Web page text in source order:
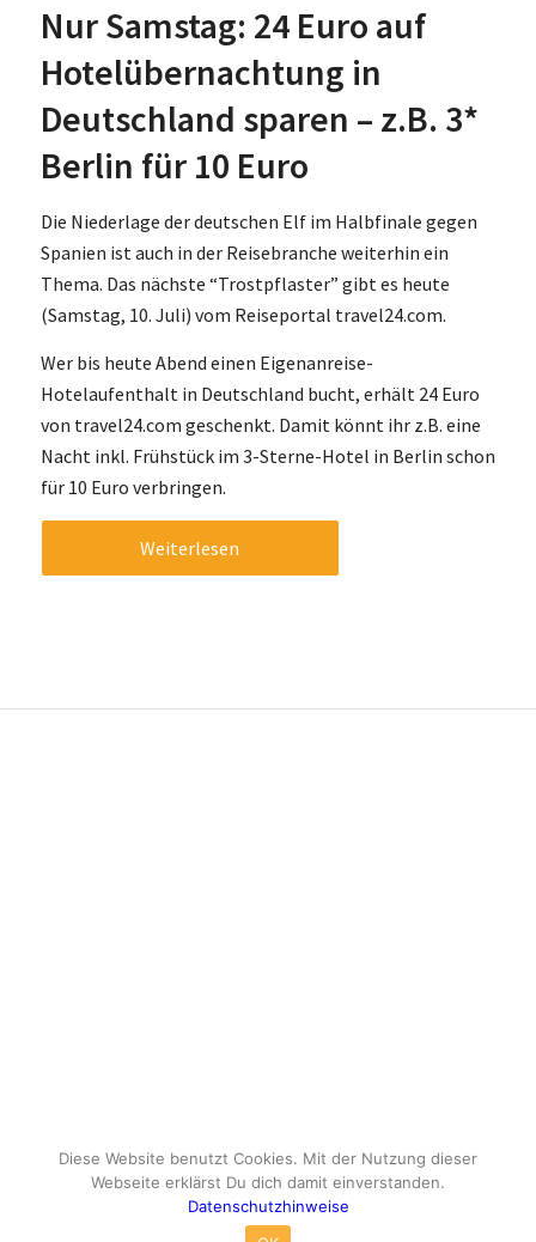
Nur Samstag: 24 Euro auf
Hotelübernachtung in
Deutschland sparen – z.B. 3*
Berlin für 10 Euro
Die Niederlage der deutschen Elf im Halbfinale gegen
Spanien ist auch in der Reisebranche weiterhin ein
Thema. Das nächste “Trostpflaster” gibt es heute
(Samstag, 10. Juli) vom Reiseportal travel24.com.
Wer bis heute Abend einen Eigenanreise-
Hotelaufenthalt in Deutschland bucht, erhält 24 Euro
von travel24.com geschenkt. Damit könnt ihr z.B. eine
Nacht inkl. Frühstück im 3-Sterne-Hotel in Berlin schon
für 10 Euro verbringen.
Weiterlesen
© Copyright - travelox.de - Sebastian Tuke
Diese Website benutzt Cookies. Mit der Nutzung dieser
Webseite erklärst Du dich damit einverstanden.
Datenschutzhinweise